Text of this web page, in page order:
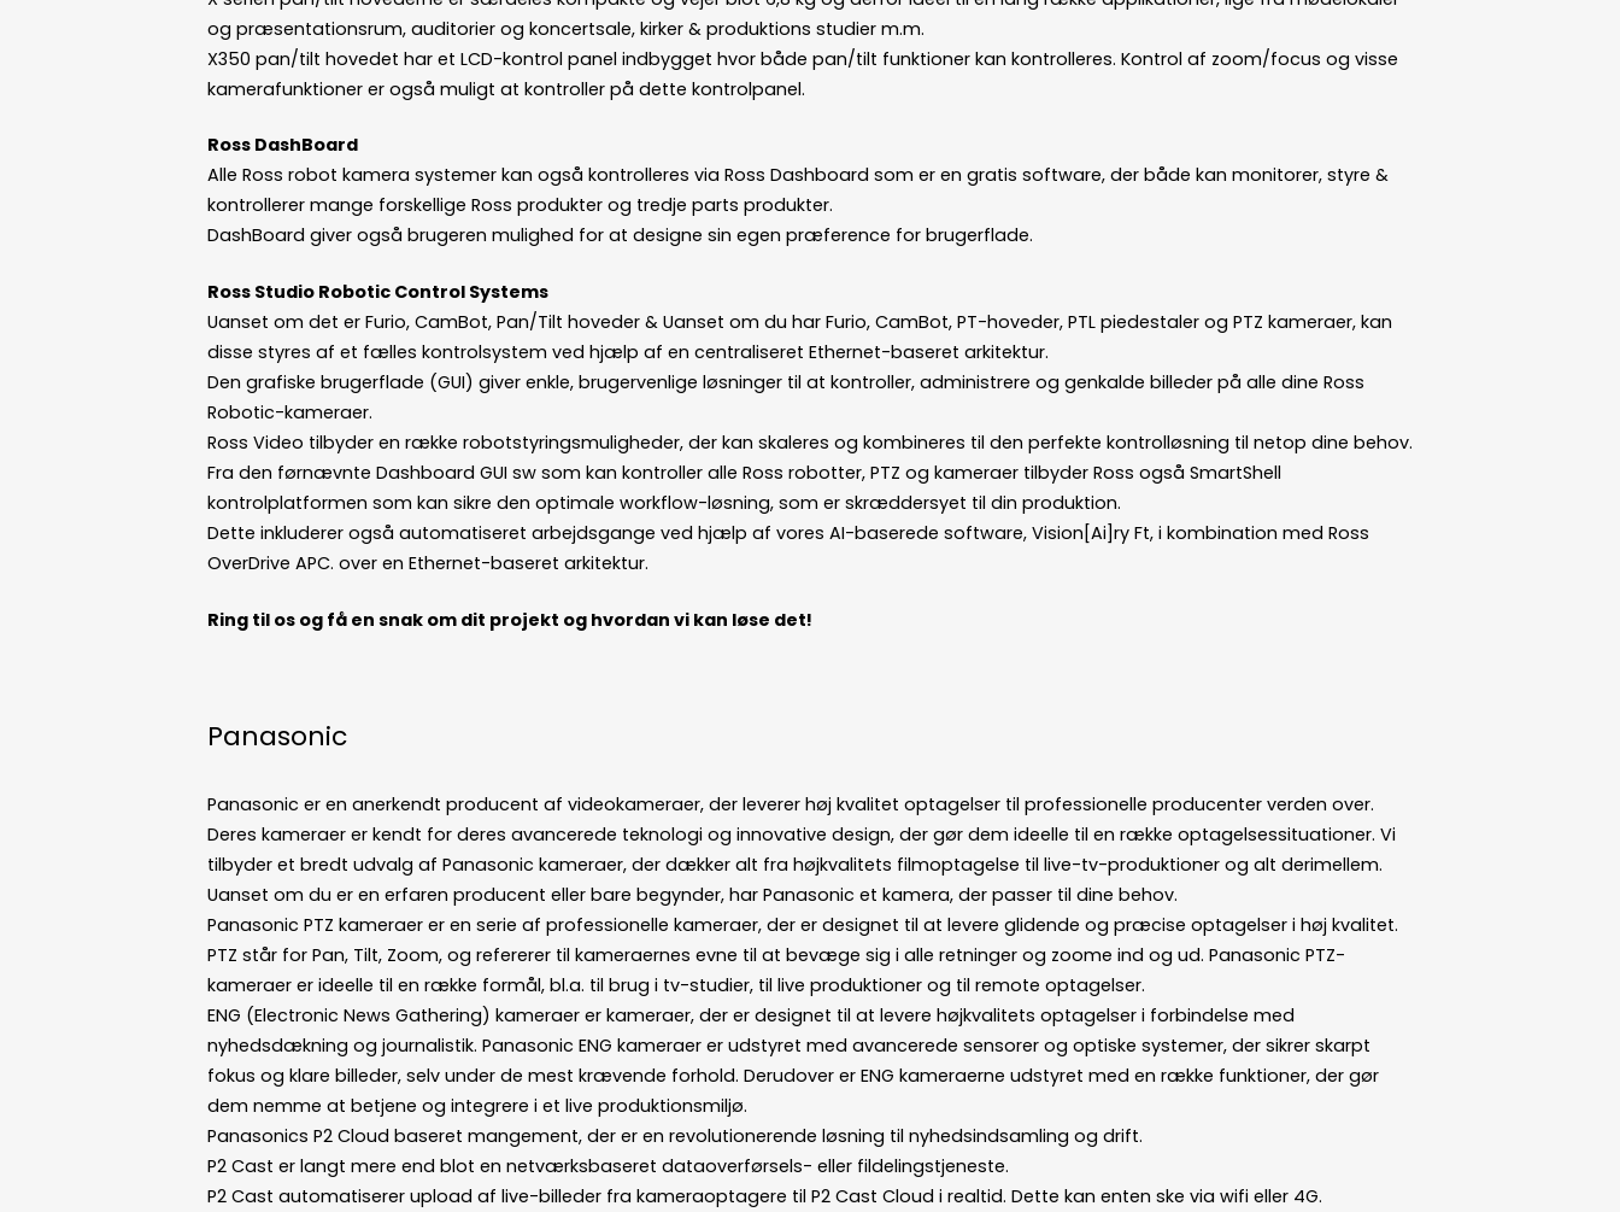
og præsentationsrum, auditorier og koncertsale, kirker & produktions studier m.m.
X350 pan/tilt hovedet har et LCD-kontrol panel indbygget hvor både pan/tilt funktioner kan kontrolleres. Kontrol af zoom/focus og visse
kamerafunktioner er også muligt at kontroller på dette kontrolpanel.
Ross DashBoard
Alle Ross robot kamera systemer kan også kontrolleres via Ross Dashboard som er en gratis software, der både kan monitorer, styre &
kontrollerer mange forskellige Ross produkter og tredje parts produkter.
DashBoard giver også brugeren mulighed for at designe sin egen præference for brugerflade.
Ross Studio Robotic Control Systems
Uanset om det er Furio, CamBot, Pan/Tilt hoveder & Uanset om du har Furio, CamBot, PT-hoveder, PTL piedestaler og PTZ kameraer, kan
disse styres af et fælles kontrolsystem ved hjælp af en centraliseret Ethernet-baseret arkitektur.
Den grafiske brugerflade (GUI) giver enkle, brugervenlige løsninger til at kontroller, administrere og genkalde billeder på alle dine Ross
Robotic-kameraer.
Ross Video tilbyder en række robotstyringsmuligheder, der kan skaleres og kombineres til den perfekte kontrolløsning til netop dine behov.
Fra den førnævnte Dashboard GUI sw som kan kontroller alle Ross robotter, PTZ og kameraer tilbyder Ross også SmartShell
kontrolplatformen som kan sikre den optimale workflow-løsning, som er skræddersyet til din produktion.
Dette inkluderer også automatiseret arbejdsgange ved hjælp af vores AI-baserede software, Vision[Ai]ry Ft, i kombination med Ross
OverDrive APC. over en Ethernet-baseret arkitektur.
Ring til os og få en snak om dit projekt og hvordan vi kan løse det!
Panasonic
Panasonic er en anerkendt producent af videokameraer, der leverer høj kvalitet optagelser til professionelle producenter verden over.
Deres kameraer er kendt for deres avancerede teknologi og innovative design, der gør dem ideelle til en række optagelsessituationer. Vi
tilbyder et bredt udvalg af Panasonic kameraer, der dækker alt fra højkvalitets filmoptagelse til live-tv-produktioner og alt derimellem.
Uanset om du er en erfaren producent eller bare begynder, har Panasonic et kamera, der passer til dine behov.
Panasonic PTZ kameraer er en serie af professionelle kameraer, der er designet til at levere glidende og præcise optagelser i høj kvalitet.
PTZ står for Pan, Tilt, Zoom, og refererer til kameraernes evne til at bevæge sig i alle retninger og zoome ind og ud. Panasonic PTZ-
kameraer er ideelle til en række formål, bl.a. til brug i tv-studier, til live produktioner og til remote optagelser.
ENG (Electronic News Gathering) kameraer er kameraer, der er designet til at levere højkvalitets optagelser i forbindelse med
nyhedsdækning og journalistik. Panasonic ENG kameraer er udstyret med avancerede sensorer og optiske systemer, der sikrer skarpt
fokus og klare billeder, selv under de mest krævende forhold. Derudover er ENG kameraerne udstyret med en række funktioner, der gør
dem nemme at betjene og integrere i et live produktionsmiljø.
Panasonics P2 Cloud baseret mangement, der er en revolutionerende løsning til nyhedsindsamling og drift.
P2 Cast er langt mere end blot en netværksbaseret dataoverførsels- eller fildelingstjeneste.
P2 Cast automatiserer upload af live-billeder fra kameraoptagere til P2 Cast Cloud i realtid. Dette kan enten ske via wifi eller 4G.